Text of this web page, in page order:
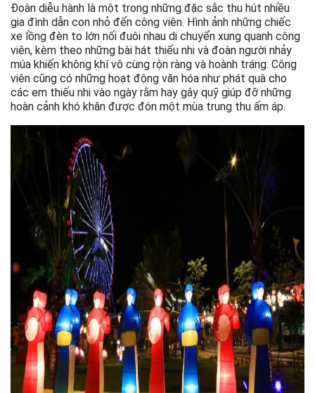
Đoàn diễu hành là một trong những đặc sắc thu hút nhiều
gia đình dẫn con nhỏ đến công viên. Hình ảnh những chiếc
xe lồng đèn to lớn nối đuôi nhau di chuyển xung quanh công
viên, kèm theo những bài hát thiếu nhi và đoàn người nhảy
múa khiến không khí vô cùng rộn ràng và hoành tráng. Công
viên cũng có những hoạt động văn hóa như phát quà cho
các em thiếu nhi vào ngày rằm hay gây quỹ giúp đỡ những
hoàn cảnh khó khăn được đón một mùa trung thu ấm áp.